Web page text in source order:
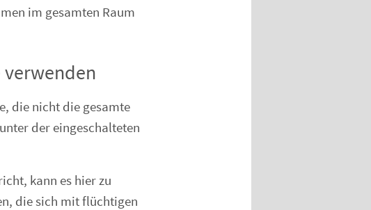
im gesamten Raum
die nicht die gesamte
der eingeschalteten
kann es hier zu
die sich mit flüchtigen